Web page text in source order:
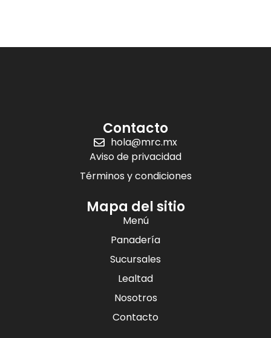
Contacto
hola@mrc.mx
Aviso de privacidad
Términos y condiciones
Mapa del sitio
Menú
Panadería
Sucursales
Lealtad
Nosotros
Contacto